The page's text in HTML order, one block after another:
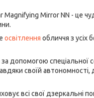
Magnifying Mirror NN - це
освітлення обличчя з усіх
допомогою спеціальної
своїй
всі свої